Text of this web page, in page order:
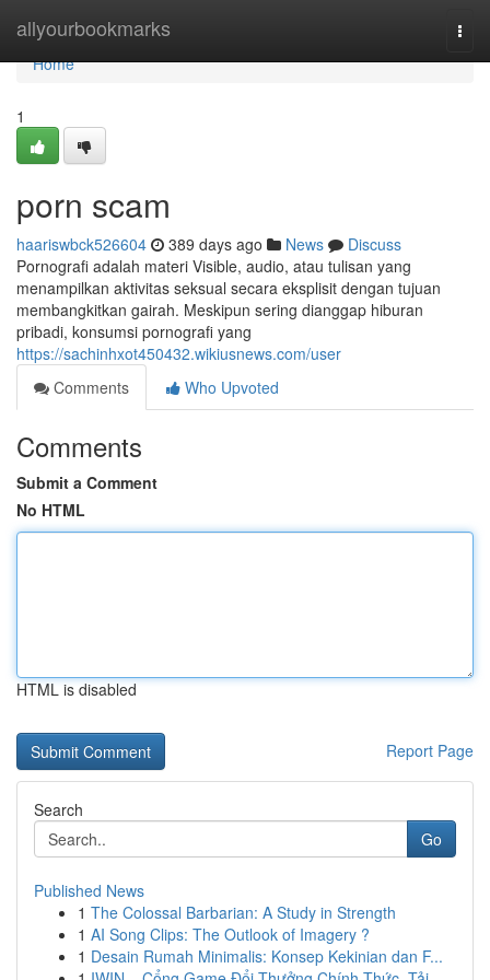
allyourbookmarks
Home
Home
1
porn scam
haariswbck526604 389 days ago News
Discuss
Pornografi adalah materi Visible, audio, atau tulisan yang
menampilkan aktivitas seksual secara eksplisit dengan tujuan
membangkitkan gairah. Meskipun sering dianggap hiburan
pribadi, konsumsi pornografi yang
https://sachinhxot450432.wikiusnews.com/user
Comments
Who Upvoted
Comments
Submit a Comment
No HTML
HTML is disabled
Report Page
Search
Go
Published News
1 The Colossal Barbarian: A Study in Strength
1 AI Song Clips: The Outlook of Imagery ?
1 Desain Rumah Minimalis: Konsep Kekinian dan F...